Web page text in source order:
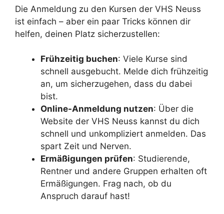
Die Anmeldung zu den Kursen der VHS Neuss
ist einfach – aber ein paar Tricks können dir
helfen, deinen Platz sicherzustellen:
Frühzeitig buchen: Viele Kurse sind
schnell ausgebucht. Melde dich frühzeitig
an, um sicherzugehen, dass du dabei
bist.
Online-Anmeldung nutzen: Über die
Website der VHS Neuss kannst du dich
schnell und unkompliziert anmelden. Das
spart Zeit und Nerven.
Ermäßigungen prüfen: Studierende,
Rentner und andere Gruppen erhalten oft
Ermäßigungen. Frag nach, ob du
Anspruch darauf hast!